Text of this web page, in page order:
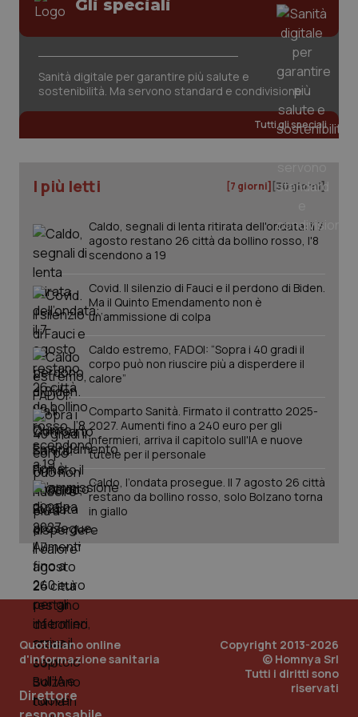
Gli speciali
Sanità digitale per garantire più salute e
sostenibilità. Ma servono standard e condivisione
Tutti gli speciali
I più letti [7 giorni] [30 giorni]
Caldo, segnali di lenta ritirata dell'ondata: il 7
agosto restano 26 città da bollino rosso, l'8
scendono a 19
Covid. Il silenzio di Fauci e il perdono di Biden.
Ma il Quinto Emendamento non è
un’ammissione di colpa
Caldo estremo, FADOI: “Sopra i 40 gradi il
corpo può non riuscire più a disperdere il
calore”
Comparto Sanità. Firmato il contratto 2025-
2027. Aumenti fino a 240 euro per gli
infermieri, arriva il capitolo sull'IA e nuove
tutele per il personale
Caldo, l’ondata prosegue. Il 7 agosto 26 città
restano da bollino rosso, solo Bolzano torna
in giallo
Quotidiano online
d'informazione sanitaria
Direttore
Copyright 2013-2026
© Homnya Srl
Tutti i diritti sono
riservati
tracking-sites-ironfish-
www.quotidianosanita.it
2
_ga
Google LLC
.quotidianosanita.it
PHPSESSID